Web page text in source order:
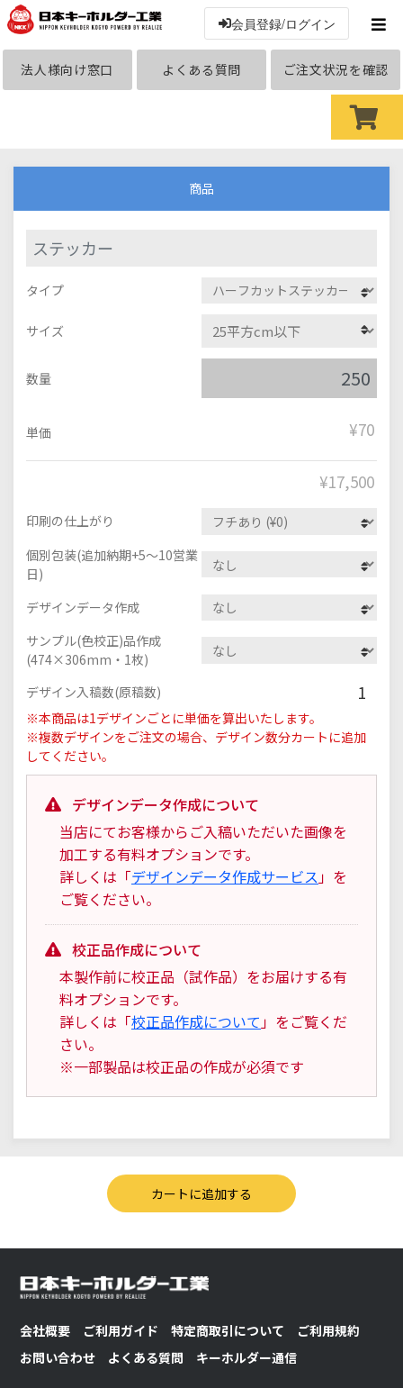
会員登録/ログイン
法人様向け窓口 よくある質問 ご注文状況を確認
商品
ステッカー
タイプ
サイズ
数量
単価 ¥70
¥17,500
印刷の仕上がり
個別包装(追加納期+5～10営業
日)
デザインデータ作成
サンプル(色校正)品作成
(474×306mm・1枚)
デザイン入稿数(原稿数)
1
※本商品は1デザインごとに単価を算出いたします。
※複数デザインをご注文の場合、デザイン数分カートに追加
してください。
デザインデータ作成について
当店にてお客様からご入稿いただいた画像を
加工する有料オプションです。
詳しくは「デザインデータ作成サービス」を
ご覧ください。
校正品作成について
本製作前に校正品（試作品）をお届けする有
料オプションです。
詳しくは「校正品作成について」をご覧くだ
さい。
※一部製品は校正品の作成が必須です
会社概要 ご利用ガイド 特定商取引について
ご利用規約
お問い合わせ
よくある質問 キーホルダー通信